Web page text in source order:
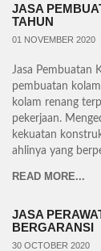
JASA
TAHUN
01 NOVEMBER 2020
Jasa Pembuatan
pembuatan
kolam renang
pekerjaan.
kekuatan
ahlinya yang
READ MORE...
JASA
BERGARANSI
30 OCTOBER 2020